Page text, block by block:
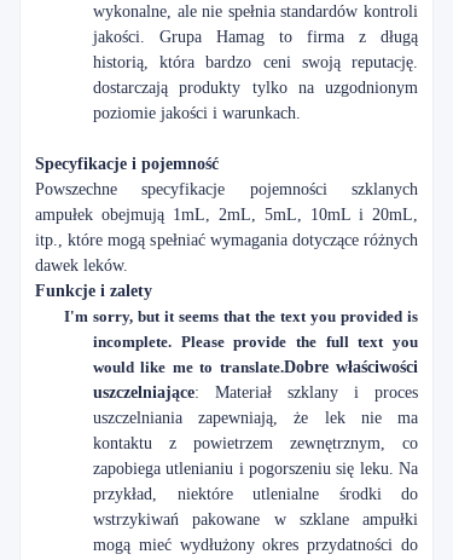
wykonalne, ale nie spełnia standardów kontroli
jakości. Grupa Hamag to firma z długą
historią, która bardzo ceni swoją reputację.
dostarczają produkty tylko na uzgodnionym
poziomie jakości i warunkach.
Specyfikacje i pojemność
Powszechne specyfikacje pojemności szklanych
ampułek obejmują 1mL, 2mL, 5mL, 10mL i 20mL,
itp., które mogą spełniać wymagania dotyczące różnych
dawek leków.
Funkcje i zalety
I'm sorry, but it seems that the text you provided is
incomplete. Please provide the full text you
would like me to translate.Dobre właściwości
uszczelniające: Materiał szklany i proces
uszczelniania zapewniają, że lek nie ma
kontaktu z powietrzem zewnętrznym, co
zapobiega utlenianiu i pogorszeniu się leku. Na
przykład, niektóre utlenialne środki do
wstrzykiwań pakowane w szklane ampułki
mogą mieć wydłużony okres przydatności do